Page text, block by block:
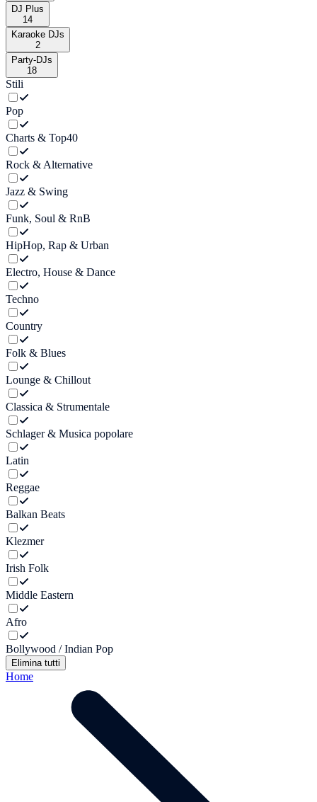
DJ Plus
14
Karaoke DJs
2
Party-DJs
18
Stili
Pop
Charts & Top40
Rock & Alternative
Jazz & Swing
Funk, Soul & RnB
HipHop, Rap & Urban
Electro, House & Dance
Techno
Country
Folk & Blues
Lounge & Chillout
Classica & Strumentale
Schlager & Musica popolare
Latin
Reggae
Balkan Beats
Klezmer
Irish Folk
Middle Eastern
Afro
Bollywood / Indian Pop
Elimina tutti
Home